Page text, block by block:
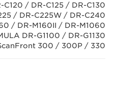
C120 / DR-C125 / DR-C130
/ DR-C225W / DR-C240
/ DR-M160II / DR-M1060
DR-G1100 / DR-G1130
300 / 300P / 330